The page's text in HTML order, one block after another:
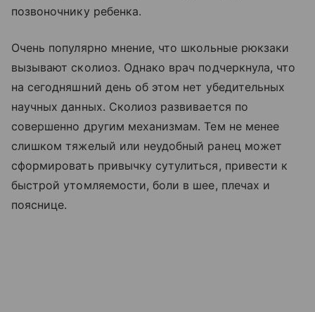
позвоночнику ребенка.
Очень популярно мнение, что школьные рюкзаки
вызывают сколиоз. Однако врач подчеркнула, что
на сегодняшний день об этом нет убедительных
научных данных. Сколиоз развивается по
совершенно другим механизмам. Тем не менее
слишком тяжелый или неудобный ранец может
сформировать привычку сутулиться, привести к
быстрой утомляемости, боли в шее, плечах и
пояснице.